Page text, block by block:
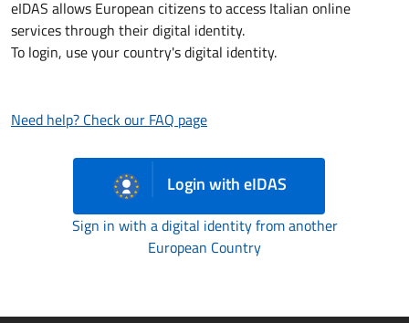
eIDAS allows European citizens to access Italian online
services through their digital identity.
To login, use your country's digital identity.
Need help? Check our FAQ page
Login with eIDAS
Sign in with a digital identity from another
European Country